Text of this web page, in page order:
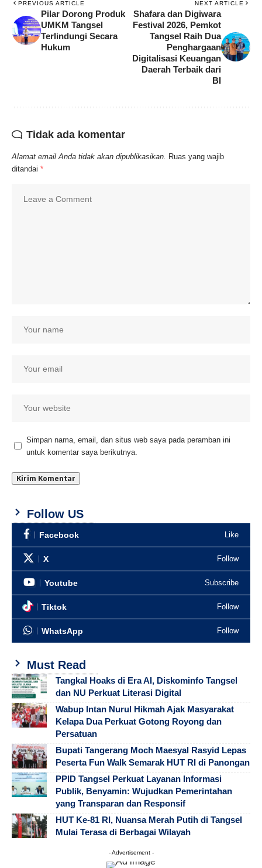
PREVIOUS ARTICLE
Pilar Dorong Produk
UMKM Tangsel
Terlindungi Secara
Hukum
NEXT ARTICLE
Shafara dan Digiwara
Festival 2026, Pemkot
Tangsel Raih Dua
Penghargaan
Digitalisasi Keuangan
Daerah Terbaik dari
BI
Tidak ada komentar
Alamat email Anda tidak akan dipublikasikan.
Ruas yang wajib
ditandai *
Simpan nama, email, dan situs web saya pada peramban ini
untuk komentar saya berikutnya.
Follow US
Facebook Like
X Follow
Youtube Subscribe
Tiktok Follow
WhatsApp Follow
Must Read
Tangkal Hoaks di Era AI, Diskominfo Tangsel
dan NU Perkuat Literasi Digital
Wabup Intan Nurul Hikmah Ajak Masyarakat
Kelapa Dua Perkuat Gotong Royong dan
Persatuan
Bupati Tangerang Moch Maesyal Rasyid Lepas
Peserta Fun Walk Semarak HUT RI di Panongan
PPID Tangsel Perkuat Layanan Informasi
Publik, Benyamin: Wujudkan Pemerintahan
yang Transparan dan Responsif
HUT Ke-81 RI, Nuansa Merah Putih di Tangsel
Mulai Terasa di Berbagai Wilayah
- Advertisement -